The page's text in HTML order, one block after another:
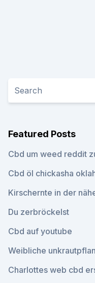
Featured Posts
Cbd um weed reddit
Cbd öl chickasha
Kirschernte in der
Du zerbröckelst
Cbd auf youtube
Weibliche
Charlottes web cbd